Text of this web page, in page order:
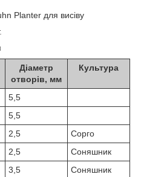
Planter для висіву
Діаметр
отворів, мм
Культура
5,5
5,5
2,5
Сорго
2,5
Соняшник
3,5
Соняшник